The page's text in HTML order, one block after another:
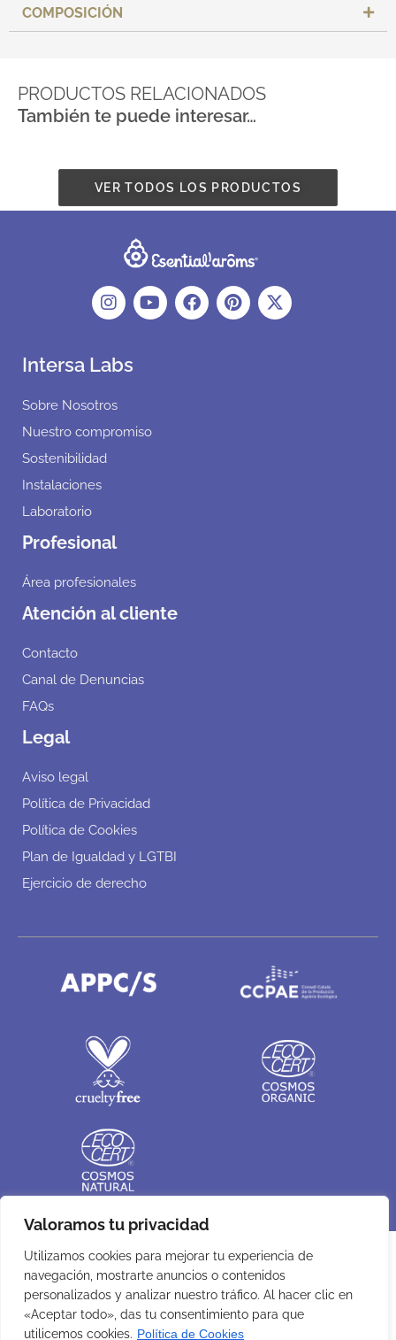
Valoramos tu privacidad
Utilizamos cookies para mejorar tu experiencia de
navegación, mostrarte anuncios o contenidos
personalizados y analizar nuestro tráfico. Al hacer clic en
«Aceptar todo», das tu consentimiento para que
utilicemos cookies. Política de Cookies
COMPOSICIÓN
PRODUCTOS RELACIONADOS
También te puede interesar…
VER TODOS LOS PRODUCTOS
Intersa Labs
Sobre Nosotros
Nuestro compromiso
Sostenibilidad
Instalaciones
Laboratorio
Profesional
Área profesionales
Atención al cliente
Contacto
Canal de Denuncias
FAQs
Legal
Aviso legal
Política de Privacidad
Política de Cookies
Plan de Igualdad y LGTBI
Ejercicio de derecho